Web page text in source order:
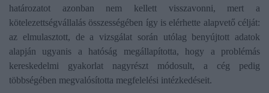
határozatot azonban nem kellett visszavonni, mert a
kötelezettségvállalás összességében így is elérhette alapvető célját:
az elmulasztott, de a vizsgálat során utólag benyújtott adatok
alapján ugyanis a hatóság megállapította, hogy a problémás
kereskedelmi gyakorlat nagyrészt módosult, a cég pedig
többségében megvalósította megfelelési intézkedéseit.